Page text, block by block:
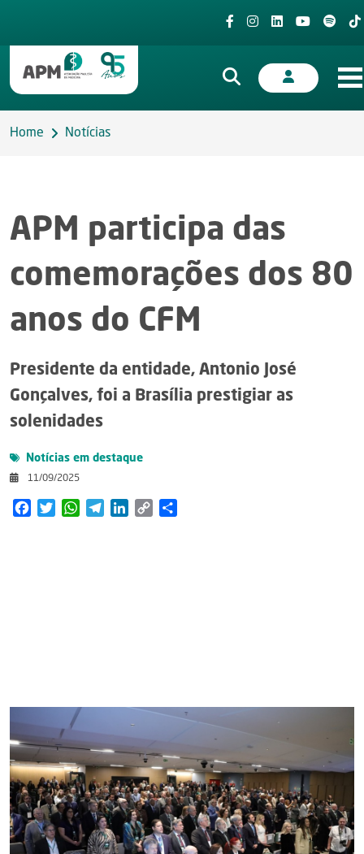
Home Notícias
APM participa das
comemorações dos 80
anos do CFM
Presidente da entidade, Antonio José
Gonçalves, foi a Brasília prestigiar as
solenidades
Notícias em destaque
11/09/2025
FacebookTwitterWhatsAppTelegramLinkedIn
Copy